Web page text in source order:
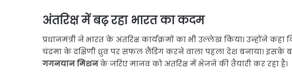
अंतरिक्ष में बढ़ रहा भारत का कदम
प्रधानमंत्री ने भारत के अंतरिक्ष कार्यक्रमों का भी उल्लेख किया। उन्होंने कहा
चंद्रमा के दक्षिणी ध्रुव पर सफल लैंडिंग करने वाला पहला देश बनाया। इसके
गगनयान मिशनके जरिए मानव को अंतरिक्ष में भेजने की तैयारी कर रहा है।